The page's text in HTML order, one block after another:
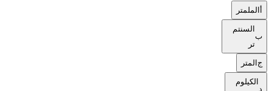
الملمتر
ب
السنتم
تر
جالمتر
الكيلوم